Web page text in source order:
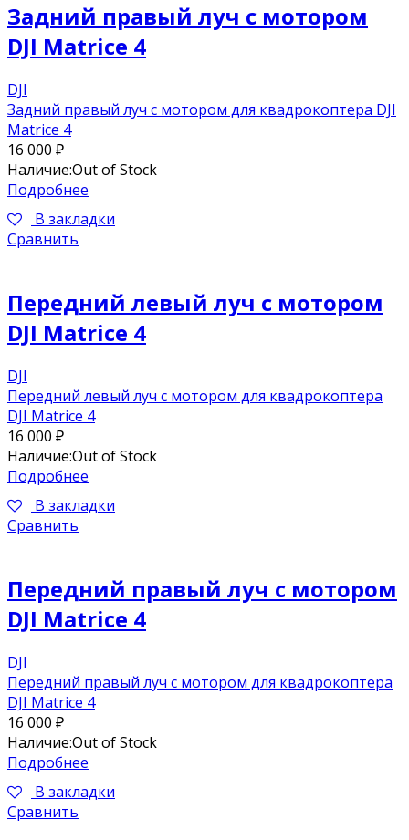
Задний правый луч с мотором
DJI Matrice 4
DJI
Задний правый луч с мотором для квадрокоптера DJI
Matrice 4
16 000 ₽
Наличие:Out of Stock
Подробнее
В закладки
Сравнить
Передний левый луч с мотором
DJI Matrice 4
DJI
Передний левый луч с мотором для квадрокоптера
DJI Matrice 4
16 000 ₽
Наличие:Out of Stock
Подробнее
В закладки
Сравнить
Передний правый луч с мотором
DJI Matrice 4
DJI
Передний правый луч с мотором для квадрокоптера
DJI Matrice 4
16 000 ₽
Наличие:Out of Stock
Подробнее
В закладки
Сравнить